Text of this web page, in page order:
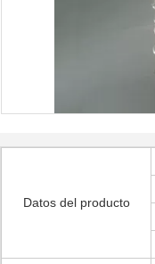
Datos del producto